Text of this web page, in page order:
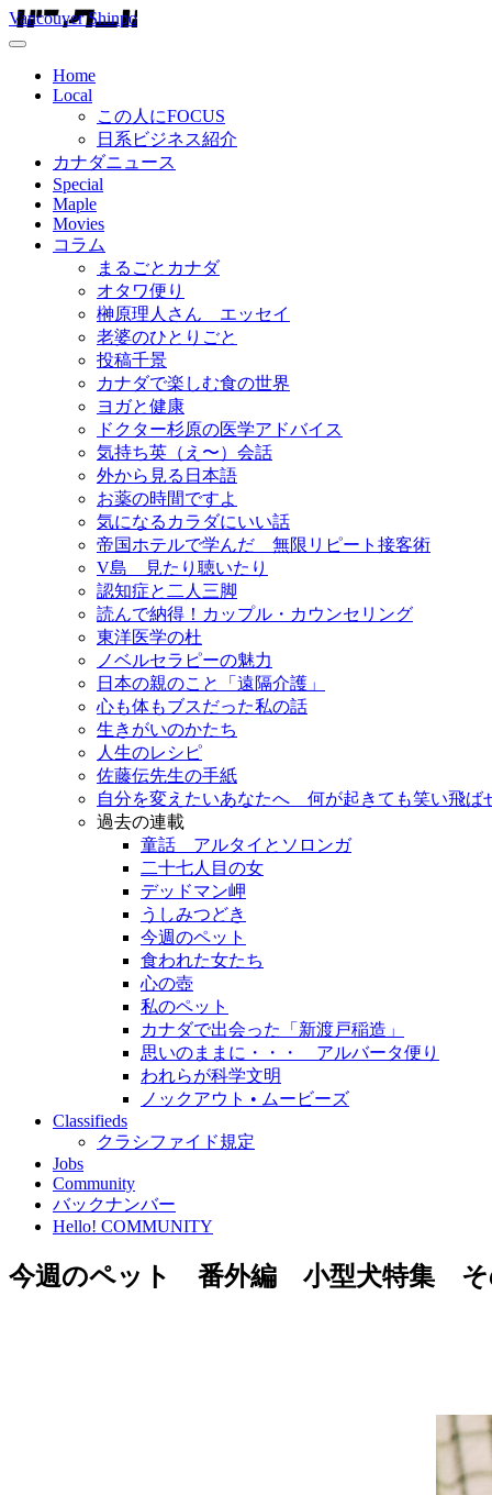
Vancouver Shinpo
Home
Local
この人にFOCUS
日系ビジネス紹介
カナダニュース
Special
Maple
Movies
コラム
まるごとカナダ
オタワ便り
榊原理人さん エッセイ
老婆のひとりごと
投稿千景
カナダで楽しむ食の世界
ヨガと健康
ドクター杉原の医学アドバイス
気持ち英（え〜）会話
外から見る日本語
お薬の時間ですよ
気になるカラダにいい話
帝国ホテルで学んだ 無限リピート接客術
V島 見たり聴いたり
認知症と二人三脚
読んで納得！カップル・カウンセリング
東洋医学の杜
ノベルセラピーの魅力
日本の親のこと「遠隔介護」
心も体もブスだった私の話
生きがいのかたち
人生のレシピ
佐藤伝先生の手紙
自分を変えたいあなたへ 何が起きても笑い飛ば
過去の連載
童話 アルタイとソロンガ
二十七人目の女
デッドマン岬
うしみつどき
今週のペット
食われた女たち
心の壺
私のペット
カナダで出会った「新渡戸稲造」
思いのままに・・・ アルバータ便り
われらが科学文明
ノックアウト • ムービーズ
Classifieds
クラシファイド規定
Jobs
Community
バックナンバー
Hello! COMMUNITY
今週のペット 番外編 小型犬特集 そ